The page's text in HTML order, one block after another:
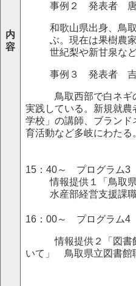
内
容
事例２ 発表者 唐
和歌山県出身、鳥
ぶ。現在は果樹農
世紀梨や新甘泉な
事例３ 発表者 吉
鳥取西部で白ネギの
実践している。新規就
学校」の講師、ブラン
育活動など多岐にわたる
15：40～ プログラム3
情報提供１「鳥取
水産部経営支援課
16：00～ プログラム4
情報提供２「図書館
いて」 鳥取県立図書館